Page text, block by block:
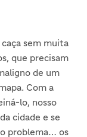
sem muita
que precisam
de um
Com a
lo, nosso
cidade e se
problema… os